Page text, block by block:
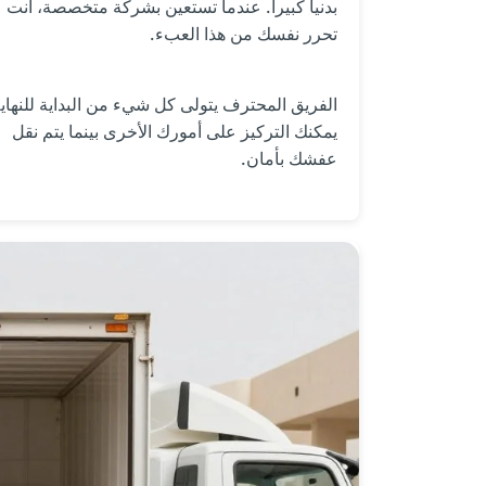
بدنياً كبيراً. عندما تستعين بشركة متخصصة، أنت
تحرر نفسك من هذا العبء.
الفريق المحترف يتولى كل شيء من البداية
يمكنك التركيز على أمورك الأخرى بينما يتم نقل
عفشك بأمان.